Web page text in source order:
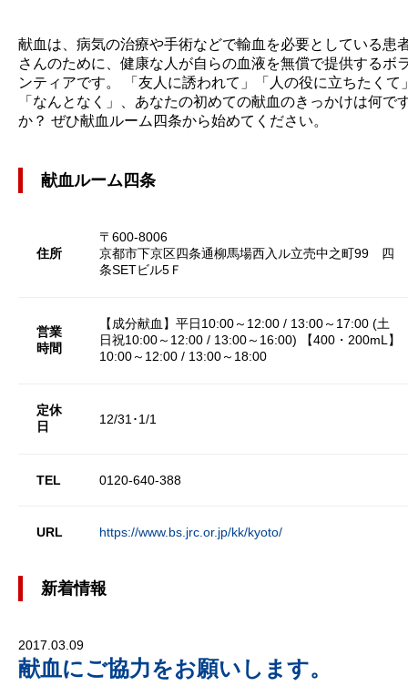
献血は、病気の治療や手術などで輸血を必要としている患
さんのために、健康な人が自らの血液を無償で提供するボ
ンティアです。 「友人に誘われて」「人の役に立ちたくて
「なんとなく」、あなたの初めての献血のきっかけは何で
か？ ぜひ献血ルーム四条から始めてください。
献血ルーム四条
住所
〒600-8006
京都市下京区四条通柳馬場西入ル立売中之町99 四
条SETビル5Ｆ
営業
時間
【成分献血】平日10:00～12:00 / 13:00～17:00 (土
日祝10:00～12:00 / 13:00～16:00) 【400・200mL】
10:00～12:00 / 13:00～18:00
定休
日
12/31･1/1
TEL 0120-640-388
URL https://www.bs.jrc.or.jp/kk/kyoto/
新着情報
2017.03.09
献血にご協力をお願いします。